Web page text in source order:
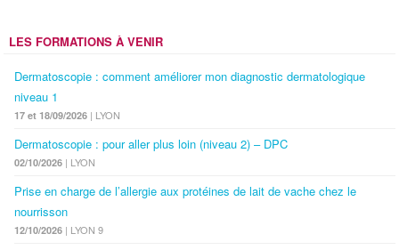
LES FORMATIONS À VENIR
Dermatoscopie : comment améliorer mon diagnostic dermatologique
niveau 1
17 et 18/09/2026 | LYON
Dermatoscopie : pour aller plus loin (niveau 2) – DPC
02/10/2026 | LYON
Prise en charge de l’allergie aux protéines de lait de vache chez le
nourrisson
12/10/2026 | LYON 9